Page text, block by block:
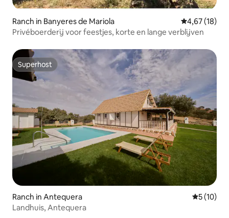
Ranch in Banyeres de Mariola Gemiddelde
4,67 (18)
Privéboerderij voor feestjes, korte en lange verblijven
Superhost
Superhost
Ranch in Antequera
5 (10)
Landhuis, Antequera